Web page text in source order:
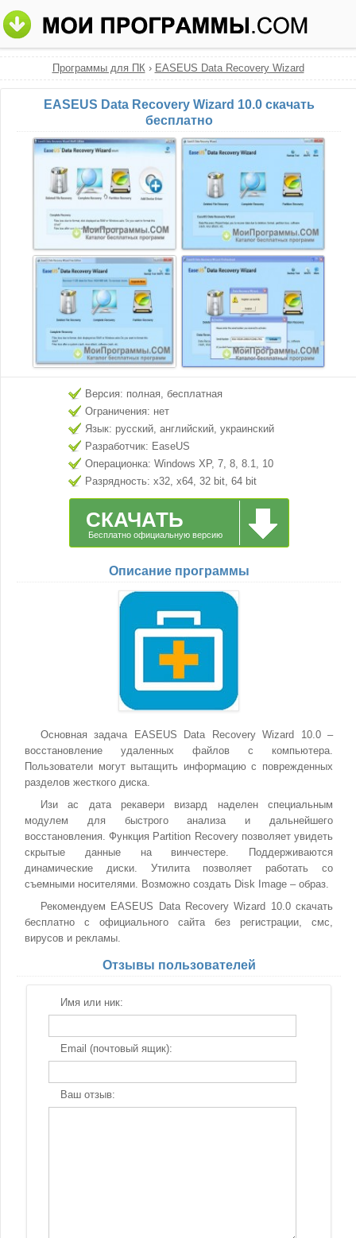
Программы для ПК› EASEUS Data Recovery Wizard
EASEUS Data Recovery Wizard 10.0 скачать
бесплатно
Версия: полная, бесплатная
Ограничения: нет
Язык: русский, английский, украинский
Разработчик: EaseUS
Операционка: Windows XP, 7, 8, 8.1, 10
Разрядность: x32, x64, 32 bit, 64 bit
СКАЧАТЬ
Бесплатно официальную версию
Описание программы
Основная задача EASEUS Data Recovery Wizard 10.0 –
восстановление удаленных файлов с компьютера.
Пользователи могут вытащить информацию с поврежденных
разделов жесткого диска.
Изи ас дата рекавери визард наделен специальным
модулем для быстрого анализа и дальнейшего
восстановления. Функция Partition Recovery позволяет увидеть
скрытые данные на винчестере. Поддерживаются
динамические диски. Утилита позволяет работать со
съемными носителями. Возможно создать Disk Image – образ.
Рекомендуем EASEUS Data Recovery Wizard 10.0 скачать
бесплатно с официального сайта без регистрации, смс,
вирусов и рекламы.
Отзывы пользователей
Имя или ник:
Email (почтовый ящик):
Ваш отзыв: